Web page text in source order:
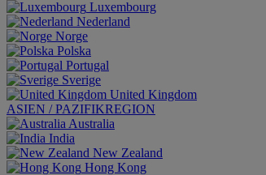
Luxembourg
Nederland
Norge
Polska
Portugal
Sverige
United Kingdom
ASIEN / PAZIFIKREGION
Australia
India
New Zealand
Hong Kong